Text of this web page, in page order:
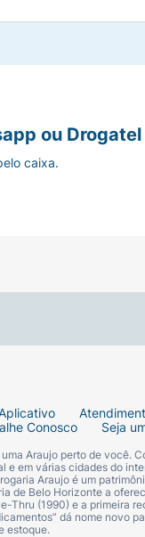
Conosco Seja
Araujo perto de você.
e em várias cidades do
Araujo é um
de Belo Horizonte a
Thru (1990) e a primeira
dá nome novo
estoque.
ou Drogatel
caixa.